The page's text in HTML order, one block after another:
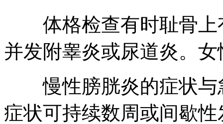
体格检查有时耻骨上
并发附睾炎或尿道炎。
慢性膀胱炎的症状与
症状可持续数周或间歇